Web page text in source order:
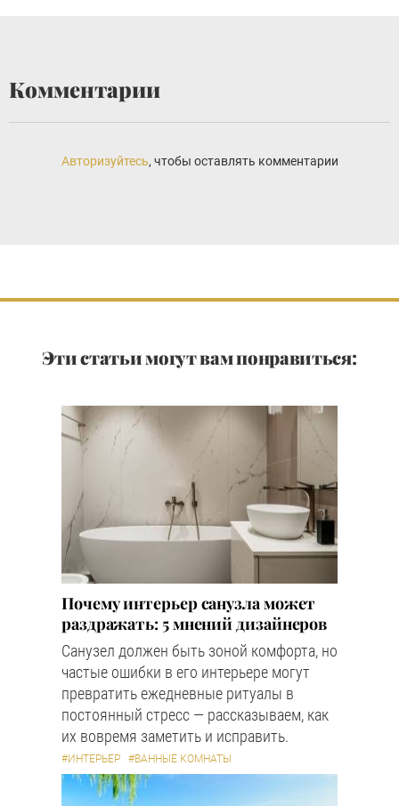
Комментарии
Авторизуйтесь, чтобы оставлять комментарии
Эти статьи могут вам понравиться:
Почему интерьер санузла может
раздражать: 5 мнений дизайнеров
Санузел должен быть зоной комфорта, но
частые ошибки в его интерьере могут
превратить ежедневные ритуалы в
постоянный стресс — рассказываем, как
их вовремя заметить и исправить.
#ИНТЕРЬЕР #ВАННЫЕ КОМНАТЫ